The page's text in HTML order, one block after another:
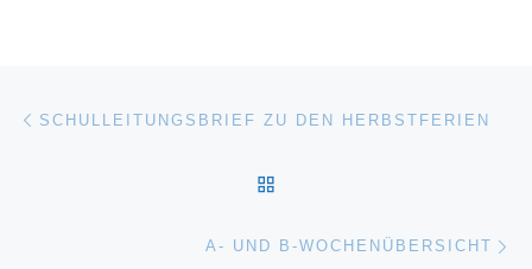
Beitragsnavigation
SCHULLEITUNGSBRIEF ZU DEN HERBSTFERIEN
A- UND B-WOCHENÜBERSICHT